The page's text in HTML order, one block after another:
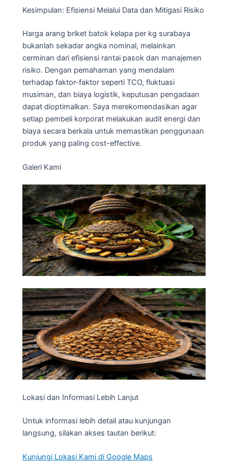
Kesimpulan: Efisiensi Melalui Data dan Mitigasi Risiko
Harga arang briket batok kelapa per kg surabaya
bukanlah sekadar angka nominal, melainkan
cerminan dari efisiensi rantai pasok dan manajemen
risiko. Dengan pemahaman yang mendalam
terhadap faktor-faktor seperti TCO, fluktuasi
musiman, dan biaya logistik, keputusan pengadaan
dapat dioptimalkan. Saya merekomendasikan agar
setiap pembeli korporat melakukan audit energi dan
biaya secara berkala untuk memastikan penggunaan
produk yang paling cost-effective.
Galeri Kami
Lokasi dan Informasi Lebih Lanjut
Untuk informasi lebih detail atau kunjungan
langsung, silakan akses tautan berikut:
Kunjungi Lokasi Kami di Google Maps